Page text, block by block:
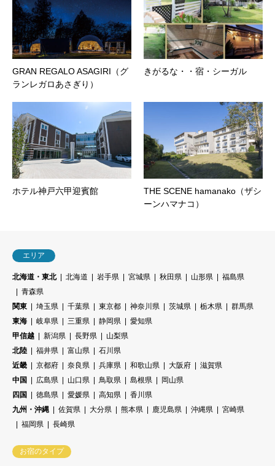
GRAN REGALO ASAGIRI（グ
ランレガロあさぎり）
きがるな・・宿・シーガル
ホテル神戸六甲迎賓館
THE SCENE hamanako（ザシ
ーンハマナコ）
エリア
北海道・東北 北海道 岩手県 宮城県 秋田県 山形県
福島県
青森県
関東
埼玉県 千葉県 東京都 神奈川県 茨城県 栃木県
群馬県
東海
岐阜県 三重県 静岡県
愛知県
甲信越
新潟県 長野県
山梨県
北陸
福井県 富山県
石川県
近畿
京都府 奈良県 兵庫県 和歌山県 大阪府
滋賀県
中国
広島県 山口県 鳥取県 島根県
岡山県
四国
徳島県 愛媛県 高知県
香川県
九州・沖縄
佐賀県 大分県 熊本県 鹿児島県 沖縄県
宮崎県
福岡県
長崎県
お宿のタイプ